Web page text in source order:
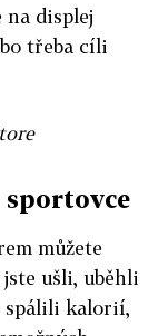
na displej
třeba cíli
sportovce
můžete
ušli, uběhli
spálili kalorií,